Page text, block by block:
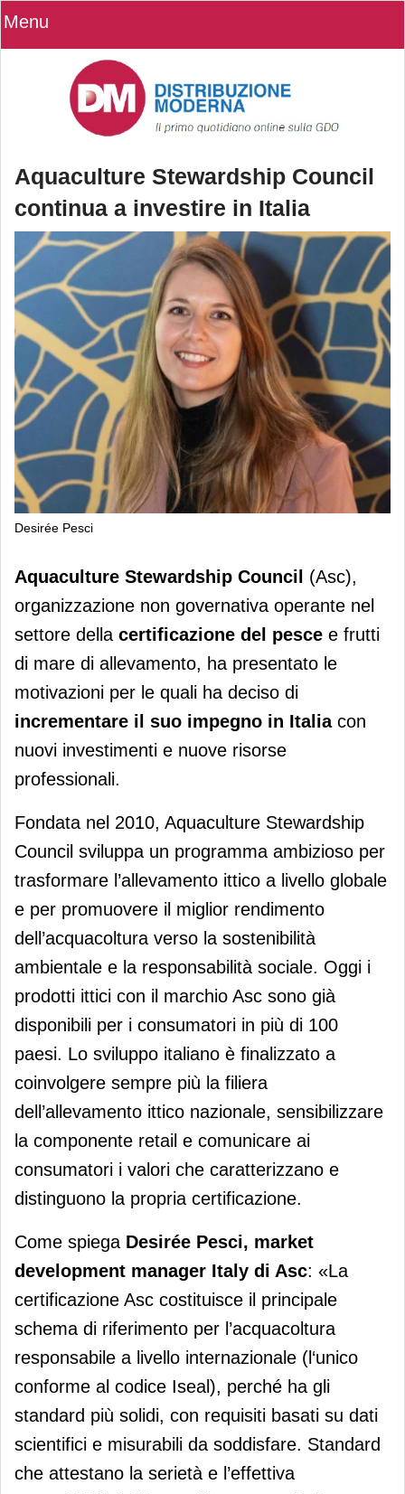
Menu
Aquaculture Stewardship Council
continua a investire in Italia
Desirée Pesci
Aquaculture Stewardship Council
continua a investire in Italia
Aquaculture Stewardship Council (Asc),
organizzazione non governativa operante nel
settore della certificazione del pesce e frutti
di mare di allevamento, ha presentato le
motivazioni per le quali ha deciso di
incrementare il suo impegno in Italiacon
nuovi investimenti e nuove risorse
professionali.
Fondata nel 2010, Aquaculture Stewardship
Council sviluppa un programma ambizioso per
trasformare l’allevamento ittico a livello globale
e per promuovere il miglior rendimento
dell’acquacoltura verso la sostenibilità
ambientale e la responsabilità sociale. Oggi i
prodotti ittici con il marchio Asc sono già
disponibili per i consumatori in più di 100
paesi. Lo sviluppo italiano è finalizzato a
coinvolgere sempre più la filiera
dell’allevamento ittico nazionale, sensibilizzare
la componente retail e comunicare ai
consumatori i valori che caratterizzano e
distinguono la propria certificazione.
Come spiega Desirée Pesci, market
development manager Italy di Asc: «La
certificazione Asc costituisce il principale
schema di riferimento per l’acquacoltura
responsabile a livello internazionale (l‘unico
conforme al codice Iseal), perché ha gli
standard più solidi, con requisiti basati su dati
scientifici e misurabili da soddisfare. Standard
che attestano la serietà e l’effettiva